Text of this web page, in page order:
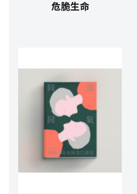
危脆生命